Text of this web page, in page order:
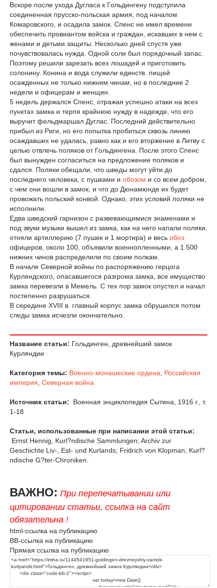
Вскоре после ухода Дугласа к Гольдингену подступила
соединенная прусско-польская армия, под началом
Комаровского, и осадила замок. Спенс не имел времени
обеспечить провиантом войска и граждан, искавших в нем с
женами и детьми защиты. Несколько дней спустя уже
почувствовалась нужда. Одной соли был порядочный запас.
Поэтому решили зарезать всех лошадей и приготовить
солонину. Конина и вода служили единств. пищей
осажденных не только нижним чинам, но в последние 2
недели и офицерам и женщин.
5 недель держался Спенс, отражая успешно атаки на всех
пунктах замка и терпя крайнюю нужду в надежде, что его
выручит фельдмаршал Дуглас. Последний действительно
прибыл из Риги, но его попытка пробиться сквозь линию
осаждавших не удалась, равно как и его вторжение в Литву с
целью отвлечь поляков от Гольдингена. После этого Спенс
был вынужден согласиться на предложение поляков и
сдался. Поляки обещали, что шведы могут уйти до
последнего человека, с пушками и обозом и со всем добром,
с чем они вошли в замок, и что до Дюнамюнде их будет
провожать польский конвой. Однако, этих условий поляки не
исполнили.
Едва шведский гарнизон с развевающимися знаменами и
под звуки музыки вышел из замка, как на него напали поляки,
отняли артиллерию (7 пушек и 1 мортира) и весь обоз
офицеров, около 100, объявили военнопленными, а 1.500
нижних чинов распределили по своим полкам.
В начале Северной войны по распоряжению герцога
Курляндского, опасавшегося разгрома замка, все имущество
замка перевезли в Мемель. С тех пор замок опустел и начал
постепенно разрушаться.
В середине XVIII в. главный корпус замка обрушился потом
следы замка исчезли окончательно.
Название статьи: Гольдинген, древнейший замок
Курляндии
Категория темы: Военно-монашеские ордена
Российская
империя Северная война
Источник статьи:
Военная энциклопедия Сытина, 1916 г., т.
1-18
Статьи, использованные при написании этой статьи:
Ernst Hennig, Kurl?ndische Sammlungen; Archiv zur
Geschichte Liv-, Est- und Kurlands; Fridrich von Klopman, Kurl?
ndische G?ter-Chroniken.
ВАЖНО: При перепечатывании или
цитировании статьи, ссылка на сайт
обязательна !
html-ссылка на публикацию
BB-ссылка на публикацию
Прямая ссылка на публикацию